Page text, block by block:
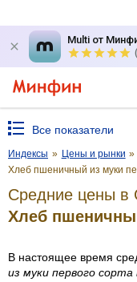
Multi от
Все показатели
Индексы » Цены и рынки »
Хлеб пшеничный из муки
Средние цены в
Хлеб
В настоящее время
из муки первого сорта